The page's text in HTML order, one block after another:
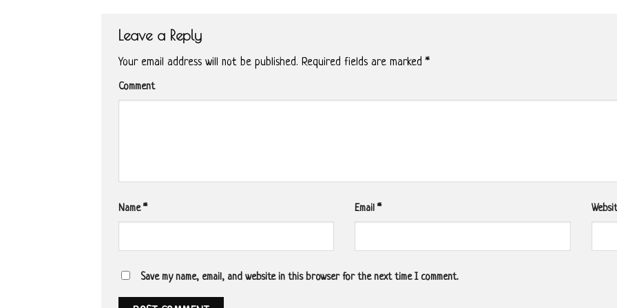
Leave a Reply
Your email address will not be published. Required fields are marked*
Comment
Name* Email*
Save my name, email, and website in this browser for the next time I comment.